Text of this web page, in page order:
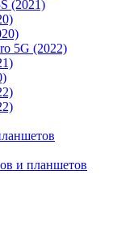
(2021)
5G (2022)
и планшетов